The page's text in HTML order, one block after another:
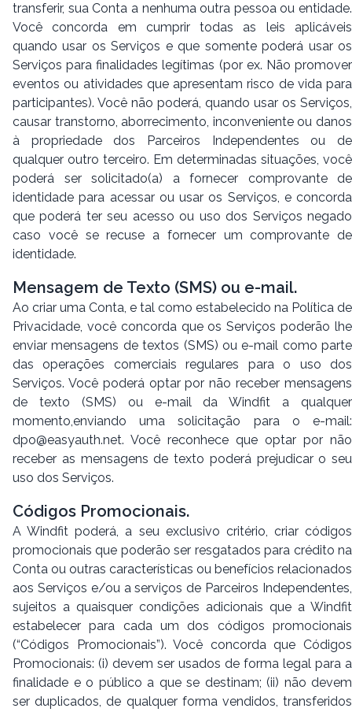
transferir, sua Conta a nenhuma outra pessoa ou entidade.
Você concorda em cumprir todas as leis aplicáveis
quando usar os Serviços e que somente poderá usar os
Serviços para finalidades legítimas (por ex. Não promover
eventos ou atividades que apresentam risco de vida para
participantes). Você não poderá, quando usar os Serviços,
causar transtorno, aborrecimento, inconveniente ou danos
à propriedade dos Parceiros Independentes ou de
qualquer outro terceiro. Em determinadas situações, você
poderá ser solicitado(a) a fornecer comprovante de
identidade para acessar ou usar os Serviços, e concorda
que poderá ter seu acesso ou uso dos Serviços negado
caso você se recuse a fornecer um comprovante de
identidade.
Mensagem de Texto (SMS) ou e-mail.
Ao criar uma Conta, e tal como estabelecido na Política de
Privacidade, você concorda que os Serviços poderão lhe
enviar mensagens de textos (SMS) ou e-mail como parte
das operações comerciais regulares para o uso dos
Serviços. Você poderá optar por não receber mensagens
de texto (SMS) ou e-mail da Windfit a qualquer
momento,enviando uma solicitação para o e-mail:
dpo@easyauth.net. Você reconhece que optar por não
receber as mensagens de texto poderá prejudicar o seu
uso dos Serviços.
Códigos Promocionais.
A Windfit poderá, a seu exclusivo critério, criar códigos
promocionais que poderão ser resgatados para crédito na
Conta ou outras características ou benefícios relacionados
aos Serviços e/ou a serviços de Parceiros Independentes,
sujeitos a quaisquer condições adicionais que a Windfit
estabelecer para cada um dos códigos promocionais
(“Códigos Promocionais”). Você concorda que Códigos
Promocionais: (i) devem ser usados de forma legal para a
finalidade e o público a que se destinam; (ii) não devem
ser duplicados, de qualquer forma vendidos, transferidos